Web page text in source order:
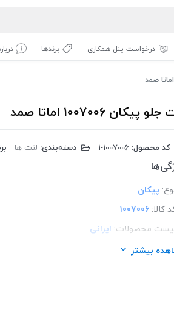
درخواست پنل همکاری برندها
پیکان 1007006 اماتا صمد
کد محصول: دسته‌بندی: لنت ها
پیکان
کالا: 1007006
محصولات: ایرانی
اماتا صمد
بیشتر